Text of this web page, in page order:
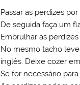
Passar as perdizes
De seguida faça um
Embrulhar as
No mesmo tacho
inglês. Deixe cozer
Se for necessário